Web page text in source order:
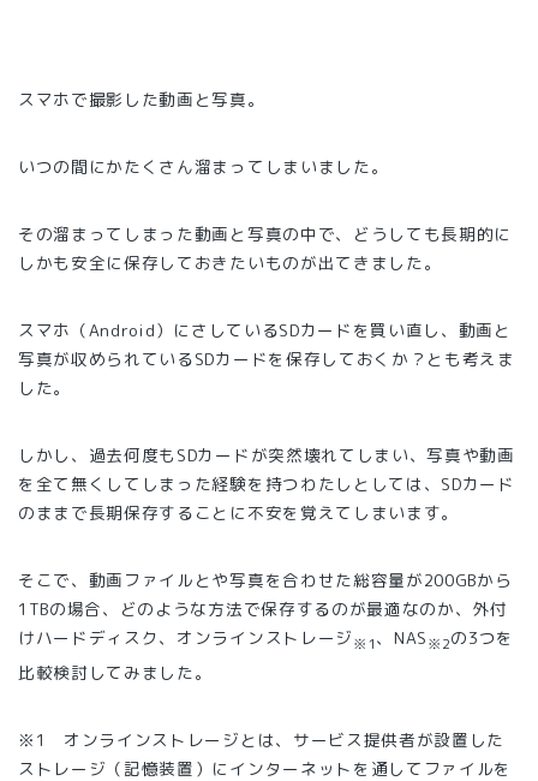
スマホで撮影した動画と写真。
いつの間にかたくさん溜まってしまいました。
その溜まってしまった動画と写真の中で、どうしても長期的に
しかも安全に保存しておきたいものが出てきました。
スマホ（Android）にさしているSDカードを買い直し、動画と
写真が収められているSDカードを保存しておくか？とも考えま
した。
しかし、過去何度もSDカードが突然壊れてしまい、写真や動画
を全て無くしてしまった経験を持つわたしとしては、SDカード
のままで長期保存することに不安を覚えてしまいます。
そこで、動画ファイルとや写真を合わせた総容量が200GBから
1TBの場合、どのような方法で保存するのが最適なのか、外付
けハードディスク、オンラインストレージ※1、NAS※2の3つを
比較検討してみました。
※1 オンラインストレージとは、サービス提供者が設置した
ストレージ（記憶装置）にインターネットを通してファイルを